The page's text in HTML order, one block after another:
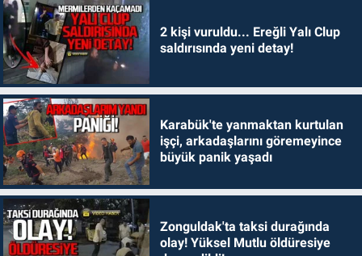
2 kişi vuruldu... Ereğli Yalı Clup
saldırısında yeni detay!
Karabük'te yanmaktan kurtulan
işçi, arkadaşlarını göremeyince
büyük panik yaşadı
Zonguldak'ta taksi durağında
olay! Yüksel Mutlu öldüresiye